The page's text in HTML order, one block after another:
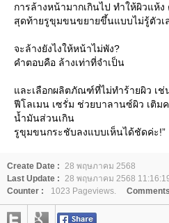
การล้างหน้ามากเกินไป ทำให้ผิวแห้
สุดท้ายรูขุมขนขยายขึ้นแบบไม่รู้ตัว
จะล้างยังไงให้หน้าไม่พัง?
คำตอบคือ ล้างเท่าที่จำเป็น
ละเลือกผลิตภัณฑ์ที่ไม่ทำร้ายผิว เช่
ฟีโลเมน เซรั่ม ช่วยบาลานซ์ผิว เติ
น้ำมันส่วนเกิน
รูขุมขนกระชับลงแบบเห็นได้ชัดค่ะ!”
Create Date :
28 พฤษภาคม 2568
Last Update :
28 พฤษภาคม 2568
Counter :
1023 Pageviews.